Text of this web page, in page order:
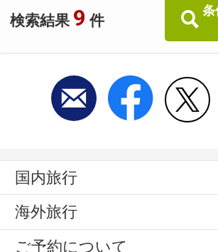
検索結果 9 件
条
国内旅行
海外旅行
ご予約について